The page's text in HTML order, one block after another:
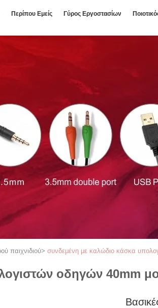
Περίπου Εμείς Γύρος Εργοστασίων
παιχνιδιού> συνδεμένη με καλώδιο κάσκα
οδηγών 40mm